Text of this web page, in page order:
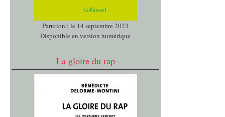
Parution : le 14 septembre 2023
Disponible en version numérique
La gloire du rap